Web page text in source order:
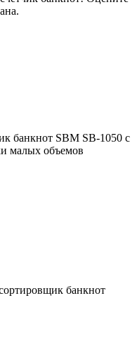
банкнот SBM SB-1050 с
малых объемов
банкнот